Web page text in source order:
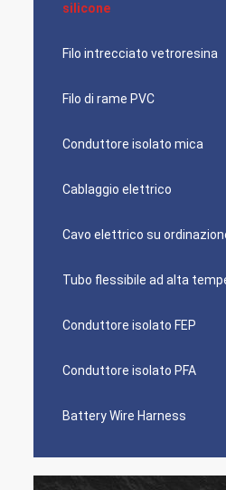
silicone
Filo intrecciato vetroresina
Filo di rame PVC
Conduttore isolato mica
Cablaggio elettrico
Cavo elettrico su
Tubo flessibile ad alta
Conduttore isolato FEP
Conduttore isolato PFA
Battery Wire Harness